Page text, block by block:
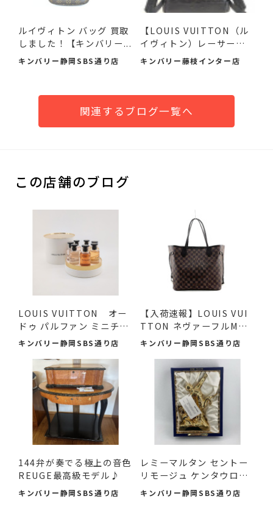
ルイヴィトン バッグ 買取
しました！【キンバリー...
キンバリー静岡SBS通り店
【LOUIS VUITTON（ル
イヴィトン）レーサーバ
ックパ...
キンバリー藤枝インター店
関連するブログ一覧へ
この店舗のブログ
LOUIS VUITTON オー
ドゥ パルファン ミニチュ
アセ...
キンバリー静岡SBS通り店
【入荷速報】LOUIS VUI
TTON ネヴァーフルMM
ダミエ...
キンバリー静岡SBS通り店
144弁が奏でる極上の音色
REUGE最高級モデル♪
キンバリー静岡SBS通り店
レミーマルタン セントー
リモージュ ケンタウロ
ス...
キンバリー静岡SBS通り店